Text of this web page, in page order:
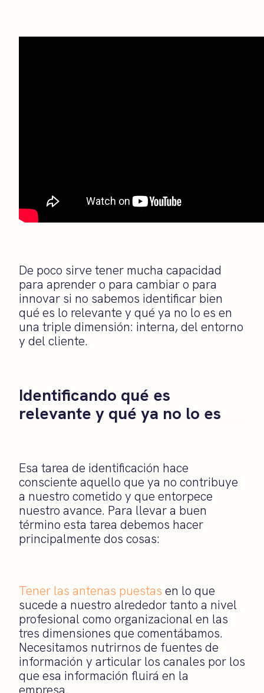
De poco sirve tener mucha capacidad
para aprender o para cambiar o para
innovar si no sabemos identificar bien
qué es lo relevante y qué ya no lo es en
una triple dimensión: interna, del entorno
y del cliente.
Identificando qué es
relevante y qué ya no lo es
Esa tarea de identificación hace
consciente aquello que ya no contribuye
a nuestro cometido y que entorpece
nuestro avance. Para llevar a buen
término esta tarea debemos hacer
principalmente dos cosas:
Tener las antenas puestas en lo que
sucede a nuestro alrededor tanto a nivel
profesional como organizacional en las
tres dimensiones que comentábamos.
Necesitamos nutrirnos de fuentes de
información y articular los canales por los
que esa información fluirá en la
empresa.